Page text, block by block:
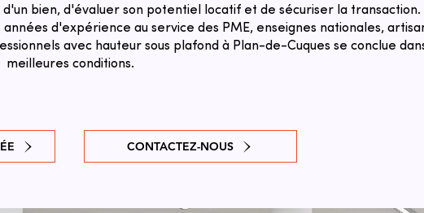
bien, d'évaluer son potentiel locatif et de sécuriser la transaction.
d'expérience au service des PME, enseignes nationales,
avec hauteur sous plafond à Plan-de-Cuques se conclue
meilleures conditions.
CONTACTEZ-NOUS